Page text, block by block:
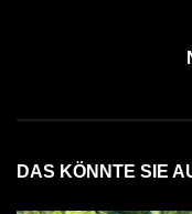
DAS KÖNNTE SIE